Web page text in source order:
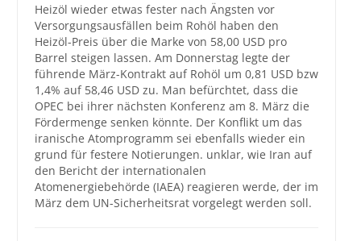
Marktinformationen
Wunschpreis Benachrichtigung
Großbestellungen
Produkte
Heizöl wieder etwas fester nach Ängsten vor
Versorgungsausfällen beim Rohöl haben den
Heizöl-Preis über die Marke von 58,00 USD pro
Barrel steigen lassen. Am Donnerstag legte der
führende März-Kontrakt auf Rohöl um 0,81 USD bzw
1,4% auf 58,46 USD zu. Man befürchtet, dass die
OPEC bei ihrer nächsten Konferenz am 8. März die
Fördermenge senken könnte. Der Konflikt um das
iranische Atomprogramm sei ebenfalls wieder ein
grund für festere Notierungen. unklar, wie Iran auf
den Bericht der internationalen
Atomenergiebehörde (IAEA) reagieren werde, der im
März dem UN-Sicherheitsrat vorgelegt werden soll.